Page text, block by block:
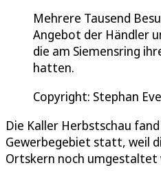
Mehrere Tausend
Angebot der Händler
die am Siemensring
hatten.
Copyright: Stephan
Die Kaller Herbstschau
Gewerbegebiet statt, weil
Ortskern noch umgestaltet